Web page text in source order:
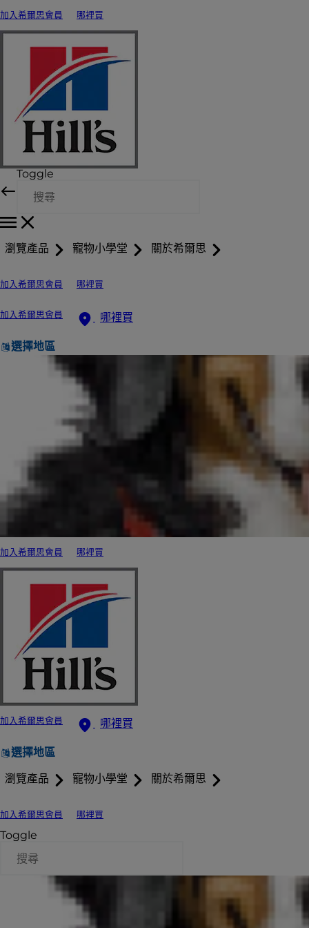
加入希爾思會員 哪裡買
Toggle
瀏覽產品 寵物小學堂 關於希爾思
加入希爾思會員 哪裡買
加入希爾思會員 哪裡買
選擇地區
加入希爾思會員 哪裡買
加入希爾思會員 哪裡買
選擇地區
瀏覽產品 寵物小學堂 關於希爾思
加入希爾思會員 哪裡買
Toggle